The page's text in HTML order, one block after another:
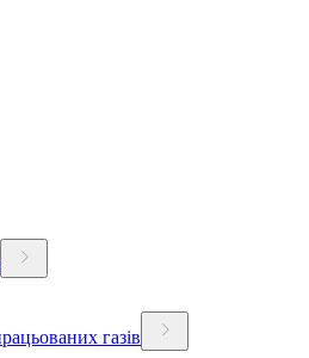
газів